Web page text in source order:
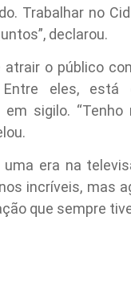
Trabalhar no
declarou.
atrair o público
eles,
sigilo.
era na
incríveis, mas
que sempre